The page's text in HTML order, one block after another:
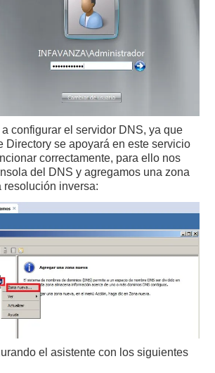
configurar el servidor DNS, ya que
Directory se apoyará en este servicio
correctamente, para ello nos
del DNS y agregamos una zona
resolución inversa:
el asistente con los siguientes